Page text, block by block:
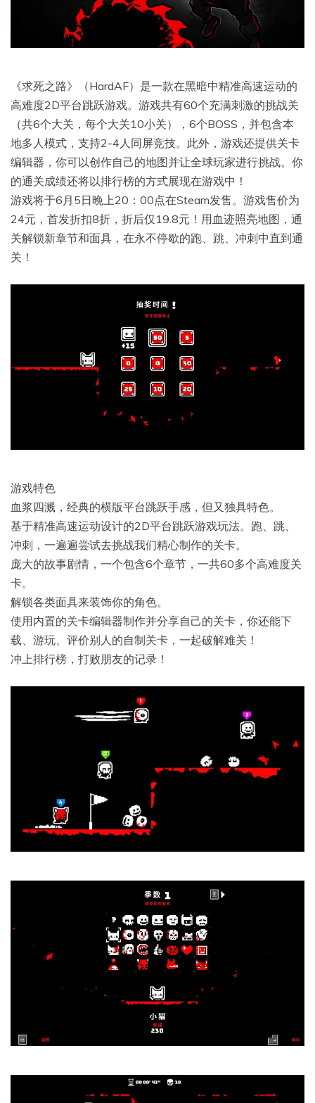
《求死之路》（HardAF）是一款在黑暗中精准高速运动的
高难度2D平台跳跃游戏。游戏共有60个充满刺激的挑战关
（共6个大关，每个大关10小关），6个BOSS，并包含本
地多人模式，支持2-4人同屏竞技。此外，游戏还提供关卡
编辑器，你可以创作自己的地图并让全球玩家进行挑战。你
的通关成绩还将以排行榜的方式展现在游戏中！
游戏将于6月5日晚上20：00点在Steam发售。游戏售价为
24元，首发折扣8折，折后仅19.8元！用血迹照亮地图，通
关解锁新章节和面具，在永不停歇的跑、跳、冲刺中直到通
关！
游戏特色
血浆四溅，经典的横版平台跳跃手感，但又独具特色。
基于精准高速运动设计的2D平台跳跃游戏玩法。跑、跳、
冲刺，一遍遍尝试去挑战我们精心制作的关卡。
庞大的故事剧情，一个包含6个章节，一共60多个高难度关
卡。
解锁各类面具来装饰你的角色。
使用内置的关卡编辑器制作并分享自己的关卡，你还能下
载、游玩、评价别人的自制关卡，一起破解难关！
冲上排行榜，打败朋友的记录！